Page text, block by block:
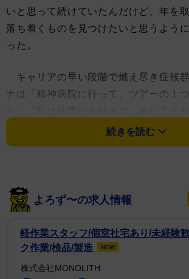
いと思って続けていたんだけど、年を
落ち着くものを見つけたいと思うよう
った。
キャリアの早い段階で燃え尽き症候
ナは「精神病院に行って、ツアーの１
とができるから」と振り返った。
選ぶと思う」と続けた。
また両方のキャリアをこなせるので
と、「そうだと思うけど、疲れたから
続きを読む
よろず〜の求人情報
軽作業スタッフ/個室社宅あり/未経験
ク作業/検品/製造
NEW
株式会社MONOLITH